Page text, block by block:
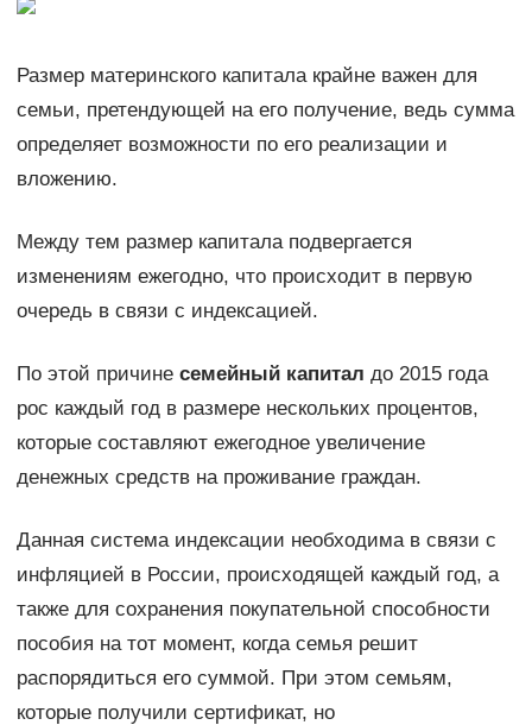
Размер материнского капитала крайне важен для
семьи, претендующей на его получение, ведь сумма
определяет возможности по его реализации и
вложению.
Между тем размер капитала подвергается
изменениям ежегодно, что происходит в первую
очередь в связи с индексацией.
По этой причине семейный капитал до 2015 года
рос каждый год в размере нескольких процентов,
которые составляют ежегодное увеличение
денежных средств на проживание граждан.
Данная система индексации необходима в связи с
инфляцией в России, происходящей каждый год, а
также для сохранения покупательной способности
пособия на тот момент, когда семья решит
распорядиться его суммой. При этом семьям,
которые получили сертификат, но